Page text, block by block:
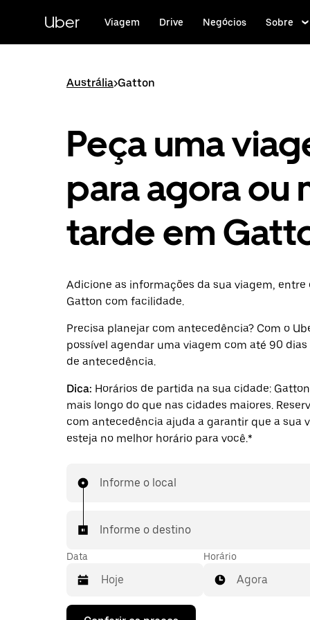
conteúdo
Uber Viagem Drive Negócios Sobre
Austrália>Gatton
Peça uma
para agora ou
tarde em
Adicione as informações da sua viagem, entre
Gatton com facilidade.
Precisa planejar com antecedência? Com o
possível agendar uma viagem com até 90 dias
de antecedência.
Dica: Horários de partida na sua cidade:
mais longo do que nas cidades maiores.
com antecedência ajuda a garantir que a sua
esteja no melhor horário para você.*
Informe o local
Informe o destino
Data
Pressione
Horário
Agora